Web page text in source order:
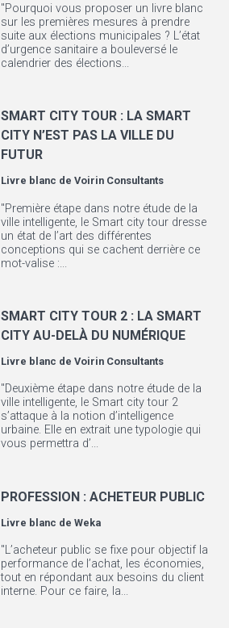
"Pourquoi vous proposer un livre blanc
sur les premières mesures à prendre
suite aux élections municipales ? L’état
d’urgence sanitaire a bouleversé le
calendrier des élections...
SMART CITY TOUR : LA SMART
CITY N’EST PAS LA VILLE DU
FUTUR
Livre blanc deVoirin Consultants
"Première étape dans notre étude de la
ville intelligente, le Smart city tour dresse
un état de l’art des différentes
conceptions qui se cachent derrière ce
mot-valise :...
SMART CITY TOUR 2 : LA SMART
CITY AU-DELÀ DU NUMÉRIQUE
Livre blanc deVoirin Consultants
"Deuxième étape dans notre étude de la
ville intelligente, le Smart city tour 2
s’attaque à la notion d’intelligence
urbaine. Elle en extrait une typologie qui
vous permettra d’...
PROFESSION : ACHETEUR PUBLIC
Livre blanc deWeka
"L’acheteur public se fixe pour objectif la
performance de l’achat, les économies,
tout en répondant aux besoins du client
interne. Pour ce faire, la...